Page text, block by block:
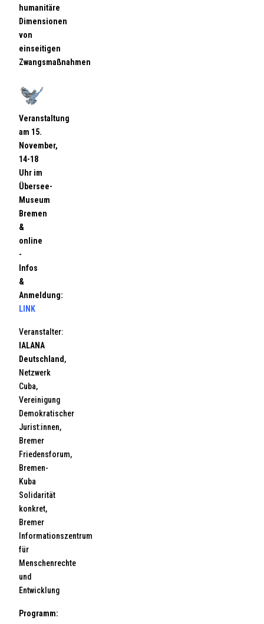
humanitäre
Dimensionen
von
einseitigen
Zwangsmaßnahmen
Veranstaltung
am 15.
November,
14-18
Uhr im
Übersee-
Museum
Bremen
&
online
-
Infos
&
Anmeldung:
LINK
Veranstalter:
IALANA
Deutschland,
Netzwerk
Cuba,
Vereinigung
Demokratischer
Jurist:innen,
Bremer
Friedensforum,
Bremen-
Kuba
Solidarität
konkret,
Bremer
Informationszentrum
für
Menschenrechte
und
Entwicklung
Programm: